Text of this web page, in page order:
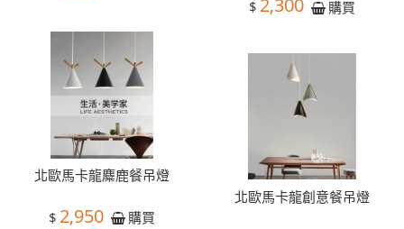
$ 2,300 購買
北歐馬卡龍麋鹿餐吊燈
$ 2,950 購買
北歐馬卡龍創意餐吊燈